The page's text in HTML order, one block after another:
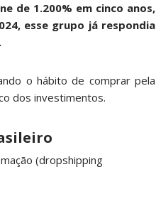
de 1.200% em cinco anos,
esse grupo já respondia
o hábito de comprar pela
dos investimentos.
(dropshipping